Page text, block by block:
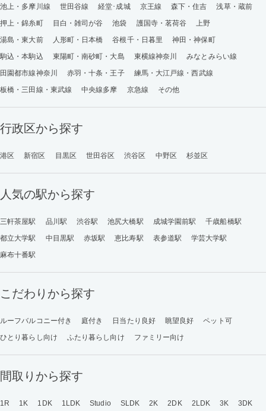
池上・多摩川線
世田谷線 経堂･成城 京王線 森下・住吉
浅草・蔵前
押上・錦糸町
目白・雑司が谷 池袋 護国寺・茗荷谷
上野
湯島・東大前
人形町・日本橋 谷根千・日暮里
神田・神保町
駒込・本駒込
東陽町・南砂町・大島 東横線神奈川
みなとみらい線
田園都市線神奈川
赤羽・十条・王子
練馬・大江戸線・西武線
板橋・三田線・東武線
中央線多摩 京急線 その他
行政区から探す
港区 新宿区 目黒区 世田谷区 渋谷区 中野区 杉並区
人気の駅から探す
三軒茶屋駅 品川駅 渋谷駅 池尻大橋駅 成城学園前駅
千歳船橋駅
都立大学駅
中目黒駅 赤坂駅 恵比寿駅 表参道駅
学芸大学駅
麻布十番駅
こだわりから探す
ルーフバルコニー付き 庭付き 日当たり良好 眺望良好
ペット可
ひとり暮らし向け
ふたり暮らし向け ファミリー向け
間取りから探す
1R 1K 1DK 1LDK Studio SLDK 2K 2DK 2LDK 3K
3DK